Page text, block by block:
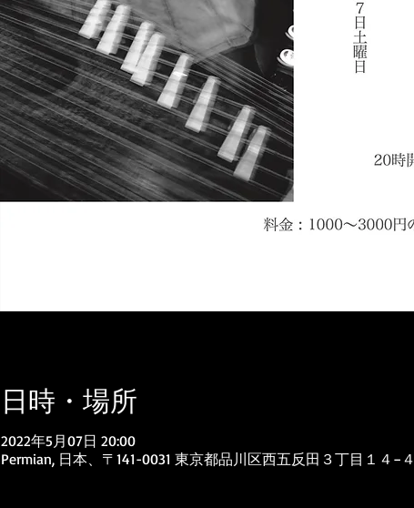
日時・場所
2022年5月07日 20:00
Permian, 日本、〒141-0031 東京都品川区西五反田３丁目１４−４